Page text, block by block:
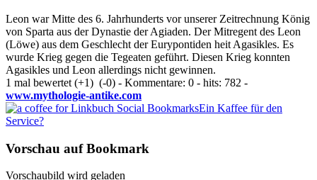
Leon war Mitte des 6. Jahrhunderts vor unserer Zeitrechnung König
von Sparta aus der Dynastie der Agiaden. Der Mitregent des Leon
(Löwe) aus dem Geschlecht der Eurypontiden heit Agasikles. Es
wurde Krieg gegen die Tegeaten geführt. Diesen Krieg konnten
Agasikles und Leon allerdings nicht gewinnen.
1 mal bewertet (+1) (-0) - Kommentare: 0 - hits: 782 -
www.mythologie-antike.com
Ein Kaffee für den
Service?
Vorschau auf Bookmark
Vorschaubild wird geladen